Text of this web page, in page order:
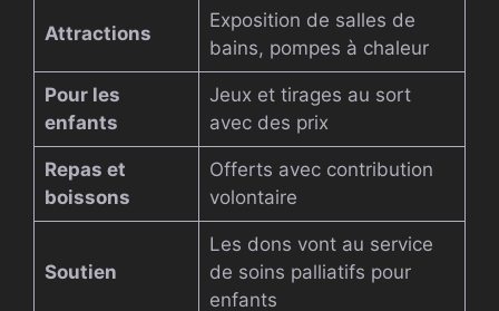
Attractions
Exposition de salles de
bains, pompes à chaleur
Pour les
enfants
Jeux et tirages au sort
avec des prix
Repas et
boissons
Offerts avec contribution
volontaire
Soutien
Les dons vont au service
de soins palliatifs pour
enfants